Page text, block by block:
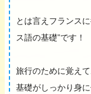
とは言えフランス
ス語の基礎”です！
旅行のために覚え
基礎がしっかり身